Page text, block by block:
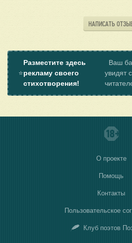
НАПИСАТЬ
⭐
Разместите здесь
рекламу своего
стихотворения!
Ваш
увидят
О проекте
Помощь
Контакты
Пользовательское
Клуб поэтов